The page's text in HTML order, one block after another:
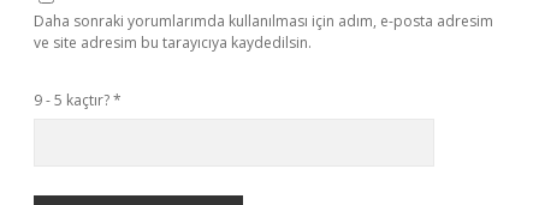
Daha sonraki yorumlarımda kullanılması için adım, e-posta adresim
ve site adresim bu tarayıcıya kaydedilsin.
9 - 5 kaçtır?*